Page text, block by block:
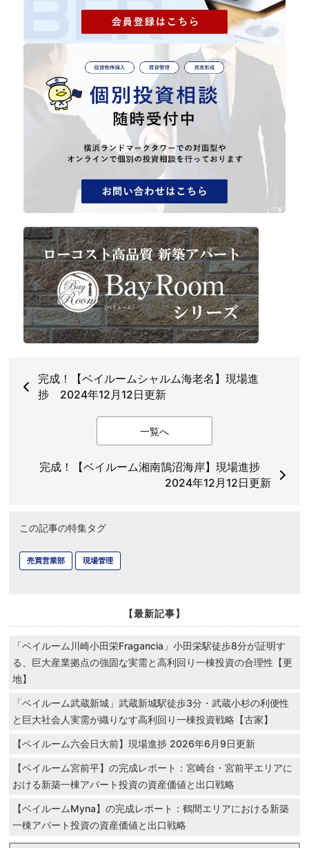
完成！【ベイルームシャルム海老名】現場進
捗 2024年12月12日更新
一覧へ
完成！【ベイルーム湘南鵠沼海岸】現場進捗
2024年12月12日更新
この記事の特集タグ
売買営業部 現場管理
【最新記事】
「ベイルーム川崎小田栄Fragancia」小田栄駅徒歩8分が証明す
る、巨大産業拠点の強固な実需と高利回り一棟投資の合理性【更
地】
「ベイルーム武蔵新城」武蔵新城駅徒歩3分・武蔵小杉の利便性
と巨大社会人実需が織りなす高利回り一棟投資戦略【古家】
【ベイルーム六会日大前】現場進捗 2026年6月9日更新
【ベイルーム宮前平】の完成レポート：宮崎台・宮前平エリアに
おける新築一棟アパート投資の資産価値と出口戦略
【ベイルームMyna】の完成レポート：鶴間エリアにおける新築
一棟アパート投資の資産価値と出口戦略